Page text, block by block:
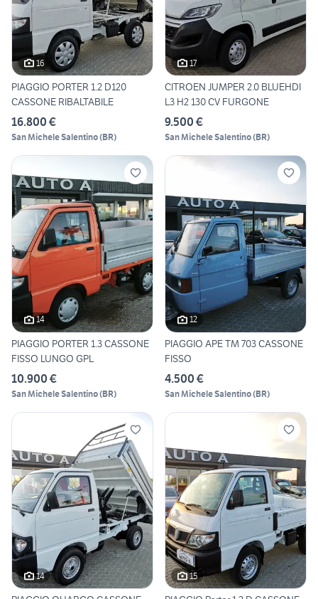
16
PIAGGIO PORTER 1.2 D120
CASSONE RIBALTABILE
16.800 €
San Michele Salentino(BR)
17
CITROEN JUMPER 2.0 BLUEHDI
L3 H2 130 CV FURGONE
9.500 €
San Michele Salentino(BR)
14
PIAGGIO PORTER 1.3 CASSONE
FISSO LUNGO GPL
10.900 €
San Michele Salentino(BR)
12
PIAGGIO APE TM 703 CASSONE
FISSO
4.500 €
San Michele Salentino(BR)
14 15